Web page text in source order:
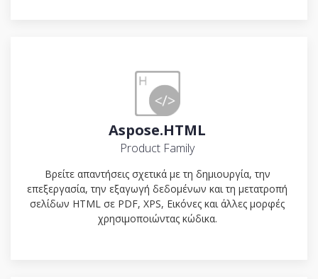
Aspose.HTML
Product Family
Βρείτε απαντήσεις σχετικά με τη δημιουργία, την
επεξεργασία, την εξαγωγή δεδομένων και τη μετατροπή
σελίδων HTML σε PDF, XPS, Εικόνες και άλλες μορφές
χρησιμοποιώντας κώδικα.